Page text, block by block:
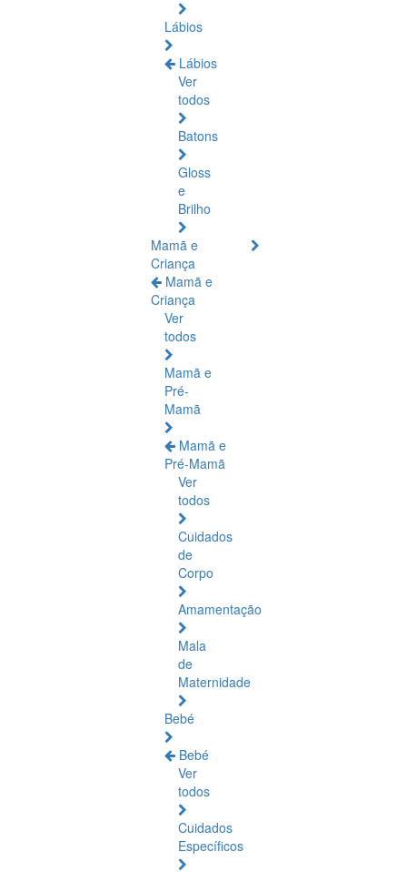
Lábios
Lábios
Ver
todos
Batons
Gloss
e
Brilho
Mamã e
Criança
Mamã e
Criança
Ver
todos
Mamã e
Pré-
Mamã
Mamã e
Pré-Mamã
Ver
todos
Cuidados
de
Corpo
Amamentação
Mala
de
Maternidade
Bebé
Bebé
Ver
todos
Cuidados
Específicos